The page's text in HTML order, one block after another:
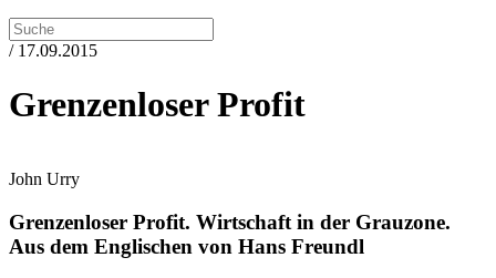
/ 17.09.2015
Grenzenloser Profit
John Urry
Grenzenloser Profit. Wirtschaft in der Grauzone.
Aus dem Englischen von Hans Freundl